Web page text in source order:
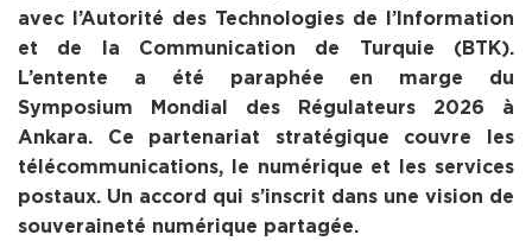
avec l’Autorité des Technologies de l’Information
et de la Communication de Turquie (BTK).
L’entente a été paraphée en marge du
Symposium Mondial des Régulateurs 2026 à
Ankara. Ce partenariat stratégique couvre les
télécommunications, le numérique et les services
postaux. Un accord qui s’inscrit dans une vision de
souveraineté numérique partagée.